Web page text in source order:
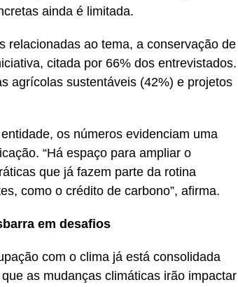
ainda é limitada.
relacionadas ao tema, a conservação de
citada por 66% dos entrevistados.
agrícolas sustentáveis (42%) e projetos
os números evidenciam uma
“Há espaço para ampliar o
que já fazem parte da rotina
como o crédito de carbono”, afirma.
em desafios
com o clima já está consolidada
as mudanças climáticas irão impactar